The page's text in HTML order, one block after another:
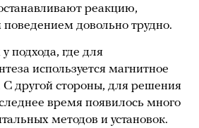
реакцию,
поведением довольно трудно.
подхода, где для
используется магнитное
С другой стороны, для решения
время появилось много
методов и установок.